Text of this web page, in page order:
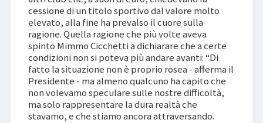
cessione di un titolo sportivo dal valore molto
elevato, alla fine ha prevalso il cuore sulla
ragione. Quella ragione che più volte aveva
spinto Mimmo Cicchetti a dichiarare che a certe
condizioni non si poteva più andare avanti: “Di
fatto la situazione non è proprio rosea - afferma il
Presidente - ma almeno qualcuno ha capito che
non volevamo speculare sulle nostre difficoltà,
ma solo rappresentare la dura realtà che
stavamo, e che stiamo ancora attraversando.